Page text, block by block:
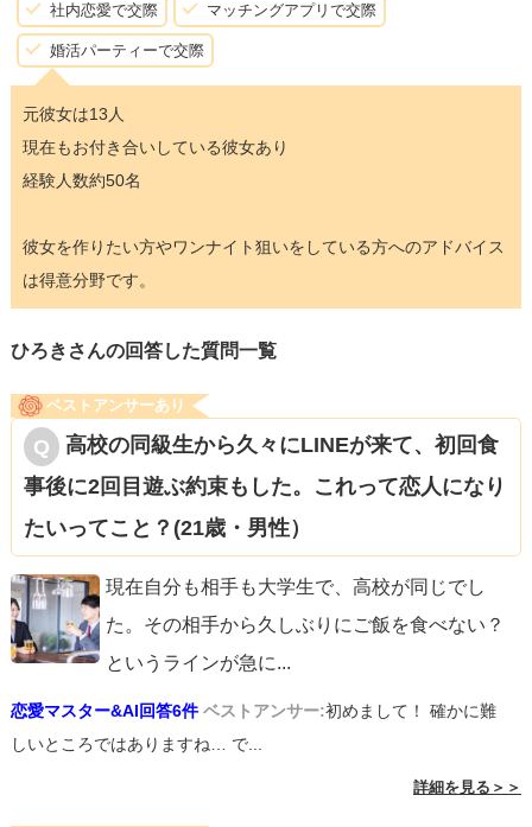
社内恋愛で交際 マッチングアプリで交際
婚活パーティーで交際
元彼女は13人
現在もお付き合いしている彼女あり
経験人数約50名
彼女を作りたい方やワンナイト狙いをしている方へのアドバイス
は得意分野です。
ひろきさんの回答した質問一覧
ベストアンサーあり
高校の同級生から久々にLINEが来て、初回食
事後に2回目遊ぶ約束もした。これって恋人になり
たいってこと？(21歳・男性）
現在自分も相手も大学生で、高校が同じでし
た。その相手から久しぶりにご飯を食べない？
というラインが急に...
恋愛マスター&AI回答6件 ベストアンサー:初めまして！ 確かに難
しいところではありますね… で...
詳細を見る＞＞